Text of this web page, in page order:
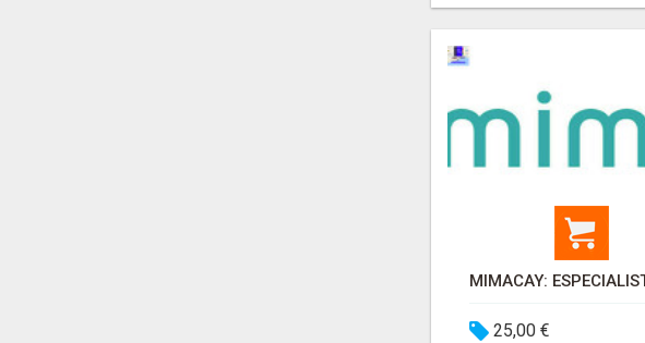
25,00 €